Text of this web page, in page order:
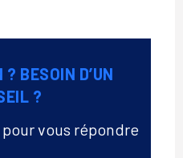
BESOIN D’UN
?
vous répondre